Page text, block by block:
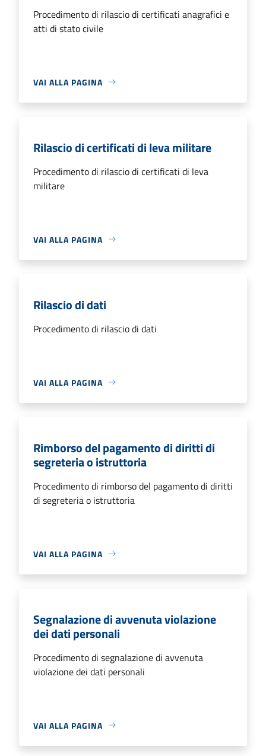
Procedimento di rilascio di certificati anagrafici e
atti di stato civile
VAI ALLA PAGINA
Rilascio di certificati di leva militare
Procedimento di rilascio di certificati di leva
militare
VAI ALLA PAGINA
Rilascio di dati
Procedimento di rilascio di dati
VAI ALLA PAGINA
Rimborso del pagamento di diritti di
segreteria o istruttoria
Procedimento di rimborso del pagamento di diritti
di segreteria o istruttoria
VAI ALLA PAGINA
Segnalazione di avvenuta violazione
dei dati personali
Procedimento di segnalazione di avvenuta
violazione dei dati personali
VAI ALLA PAGINA